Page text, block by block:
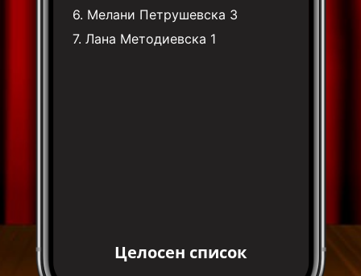
6. Мелани Петрушевска 3
7.Лана Методиевска 1
Целосен список